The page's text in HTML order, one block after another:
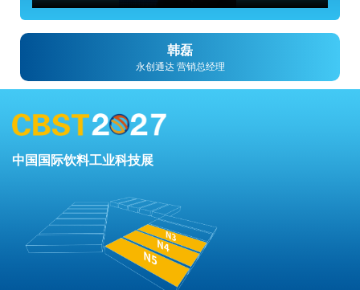
韩磊
永创通达 营销总经理
中国国际饮料工业科技展